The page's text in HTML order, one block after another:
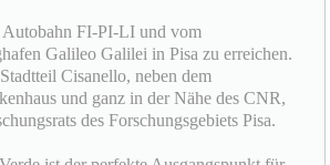
FI-PI-LI und vom
Galileo Galilei in Pisa zu erreichen.
Cisanello, neben dem
und ganz in der Nähe des CNR,
des Forschungsgebiets Pisa.